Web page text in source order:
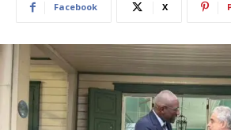
Facebook X